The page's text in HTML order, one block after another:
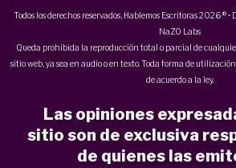
Todos los derechos reservados, Hablemos Escritoras 2026 ® •
NaZO Labs
Queda prohibida la reproducción total o parcial de
sitio web, ya sea en audio o en texto. Toda forma de
de acuerdo a la ley.
Las opiniones
sitio son de exclusiva
de quienes las